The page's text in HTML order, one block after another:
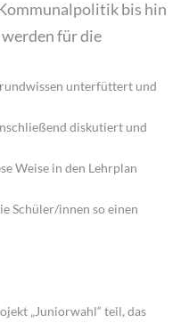
bis hin
für die
unterfüttert und
diskutiert und
Weise in den Lehrplan
Schüler/innen so einen
„Juniorwahl“ teil, das